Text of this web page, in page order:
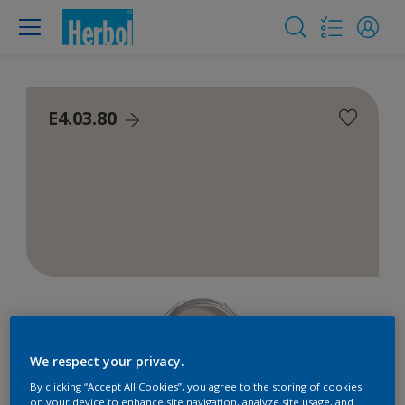
E4.03.80
We respect your privacy.
By clicking “Accept All Cookies”, you agree to the storing of cookies
on your device to enhance site navigation, analyze site usage, and